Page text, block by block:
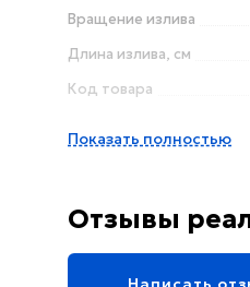
Вращение излива
Длина излива, см
Код товара
Показать полностью
Отзывы